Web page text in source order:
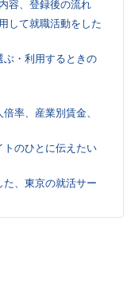
容、登録後の流れ
して就職活動をした
ぶ・利用するときの
率、産業別賃金、
トのひとに伝えたい
た、東京の就活サー